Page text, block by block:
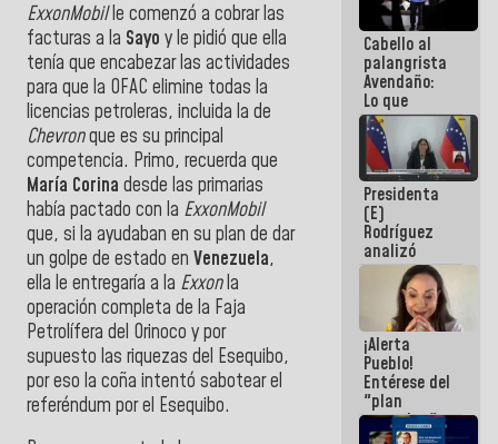
ExxonMobille comenzó a cobrar las
facturas a la Sayo y le pidió que ella
tenía que encabezar las actividades
para que la OFAC elimine todas la
licencias petroleras, incluida la de
Chevronque es su principal
competencia. Primo, recuerda que
María Corina desde las primarias
había pactado con la ExxonMobil
que, si la ayudaban en su plan de dar
un golpe de estado en Venezuela,
ella le entregaría a la Exxonla
operación completa de la Faja
Petrolífera del Orinoco y por
supuesto las riquezas del Esequibo,
por eso la coña intentó sabotear el
referéndum por el Esequibo.
marco de la
Constitución
de la
República
Cabello al
palangrista
Avendaño:
Lo que
vayas a
escribir
hazlo hoy
por que no
sabemos si
la semana
que viene
hay
programa
Presidenta
(E)
Rodríguez
analizó
junto a
gobernadores
planes de
recuperación
del Sistema
Eléctrico
Nacional
¡Alerta
Pueblo!
Entérese del
"plan
enjambre"